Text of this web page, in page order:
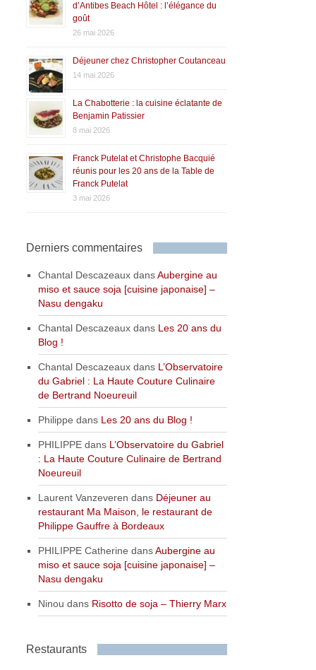
d’Antibes Beach Hôtel : l’élégance du
goût
26 mai 2026
Déjeuner chez Christopher Coutanceau
14 mai 2026
La Chabotterie : la cuisine éclatante de
Benjamin Patissier
8 mai 2026
Franck Putelat et Christophe Bacquié
réunis pour les 20 ans de la Table de
Franck Putelat
3 mai 2026
Derniers commentaires
Chantal Descazeaux dansAubergine au
miso et sauce soja [cuisine japonaise] –
Nasu dengaku
Chantal Descazeaux dans Les 20 ans du
Blog !
Chantal Descazeaux dans L’Observatoire
du Gabriel : La Haute Couture Culinaire
de Bertrand Noeureuil
Philippe dans Les 20 ans du Blog !
PHILIPPE dans L’Observatoire du Gabriel
: La Haute Couture Culinaire de Bertrand
Noeureuil
Laurent Vanzeveren dans Déjeuner au
restaurant Ma Maison, le restaurant de
Philippe Gauffre à Bordeaux
PHILIPPE Catherine dansAubergine au
miso et sauce soja [cuisine japonaise] –
Nasu dengaku
Ninou dans Risotto de soja – Thierry Marx
Restaurants